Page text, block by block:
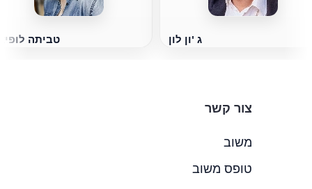
טביתה ג 'ון לון
צור קשר
משוב
טופס משוב